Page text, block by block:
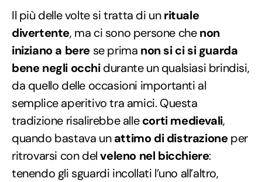
Il più delle volte si tratta di unrituale
divertente, ma ci sono persone chenon
iniziano a bere se prima non si ci si guarda
bene negli occhidurante un qualsiasi brindisi,
da quello delle occasioni importanti al
semplice aperitivo tra amici. Questa
tradizione risalirebbe allecorti medievali,
quando bastava unattimo di distrazioneper
ritrovarsi con delveleno nel bicchiere:
tenendo gli sguardi incollati l’uno all’altro,